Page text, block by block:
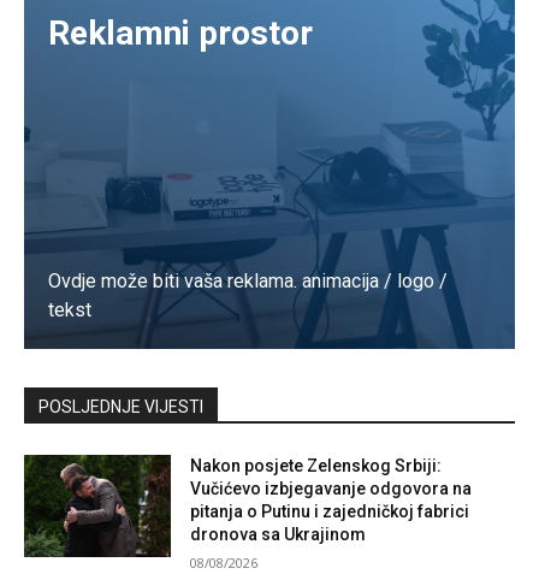
Reklamni prostor
Ovdje može biti vaša reklama. animacija / logo /
tekst
Kontaktirajte nas
POSLJEDNJE VIJESTI
Nakon posjete Zelenskog Srbiji:
Vučićevo izbjegavanje odgovora na
pitanja o Putinu i zajedničkoj fabrici
dronova sa Ukrajinom
08/08/2026